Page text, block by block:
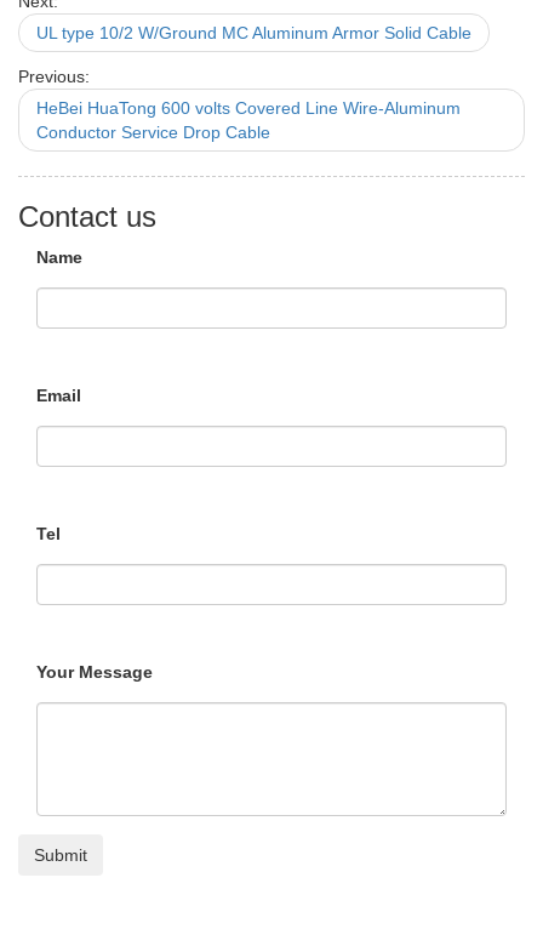
UL type 10/2 W/Ground MC Aluminum Armor Solid Cable
Previous:
HeBei HuaTong 600 volts Covered Line Wire-Aluminum
Conductor Service Drop Cable
Contact us
Name
Email
Tel
Your Message